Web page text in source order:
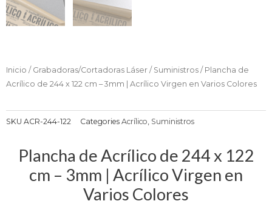
Inicio / Grabadoras/Cortadoras Láser / Suministros / Plancha de
Acrílico de 244 x 122 cm – 3mm | Acrílico Virgen en Varios Colores
SKU ACR-244-122 Categories Acrílico Suministros
Plancha de Acrílico de 244 x 122
cm – 3mm | Acrílico Virgen en
Varios Colores